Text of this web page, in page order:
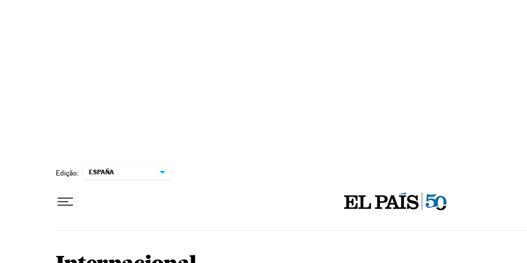
Edição: ESPAÑA